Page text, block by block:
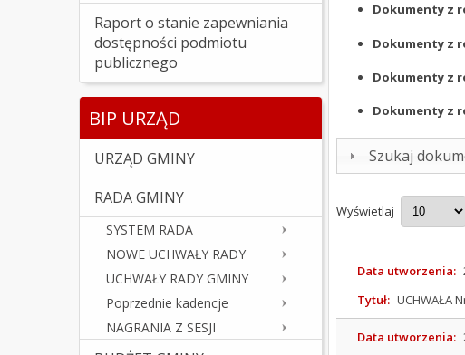
Raport o stanie zapewniania
dostępności podmiotu
publicznego
BIP URZĄD
URZĄD GMINY
RADA GMINY
SYSTEM RADA
NOWE UCHWAŁY RADY
UCHWAŁY RADY GMINY
Poprzednie kadencje
NAGRANIA Z SESJI
Dokumenty z
Dokumenty z
Dokumenty z
Dokumenty z
Szukaj
Wyświetlaj
Data utworzenia:
Tytuł: UCHWAŁA
Data utworzenia: